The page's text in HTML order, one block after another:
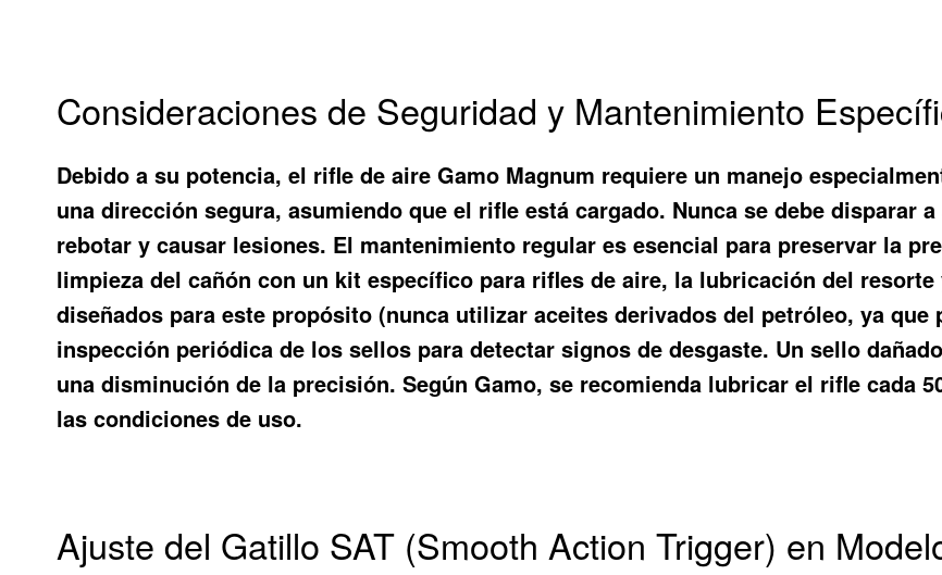
Consideraciones de Seguridad y Mantenimiento
Debido a su potencia, el rifle de aire Gamo Magnum requiere un manejo
una dirección segura, asumiendo que el rifle está cargado. Nunca se debe disparar
rebotar y causar lesiones. El mantenimiento regular es esencial para preservar la
limpieza del cañón con un kit específico para rifles de aire, la lubricación del
diseñados para este propósito (nunca utilizar aceites derivados del petróleo, ya que
inspección periódica de los sellos para detectar signos de desgaste. Un sello
una disminución de la precisión. Según Gamo, se recomienda lubricar el rifle cada
las condiciones de uso.
Ajuste del Gatillo SAT (Smooth Action Trigger) en